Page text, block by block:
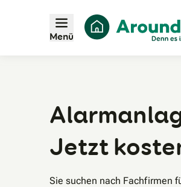
Menü
Jetzt
Sie suchen nach Fachfirmen